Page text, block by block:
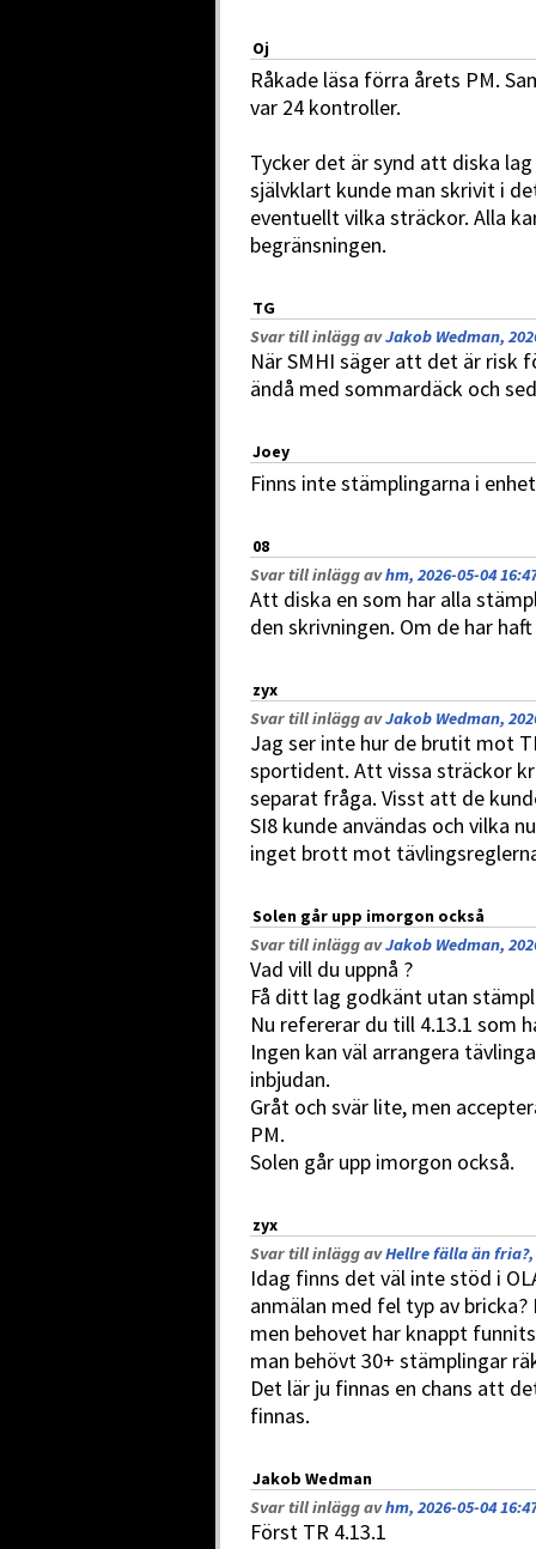
Oj
Råkade läsa förra årets PM.
var 24 kontroller.
Tycker det är synd att diska
självklart kunde man skrivit i
eventuellt vilka sträckor. Alla
begränsningen.
TG
Svar till inlägg avJakob Wedman,
När SMHI säger att det är risk
ändå med sommardäck och
Joey
Finns inte stämplingarna i
08
Svar till inlägg avhm, 2026-05-04
Att diska en som har alla
den skrivningen. Om de har
zyx
Svar till inlägg avJakob Wedman,
Jag ser inte hur de brutit mot
sportident. Att vissa sträckor
separat fråga. Visst att de
SI8 kunde användas och vilka
inget brott mot
Solen går upp imorgon också
Svar till inlägg avJakob Wedman,
Vad vill du uppnå ?
Få ditt lag godkänt utan
Nu refererar du till 4.13.1 som
Ingen kan väl arrangera
inbjudan.
Gråt och svär lite, men
PM.
Solen går upp imorgon också.
zyx
Svar till inlägg avHellre fälla än fria?,
Idag finns det väl inte stöd i
anmälan med fel typ av
men behovet har knappt
man behövt 30+ stämplingar
Det lär ju finnas en chans att
finnas.
Jakob Wedman
Svar till inlägg avhm, 2026-05-04
Först TR 4.13.1